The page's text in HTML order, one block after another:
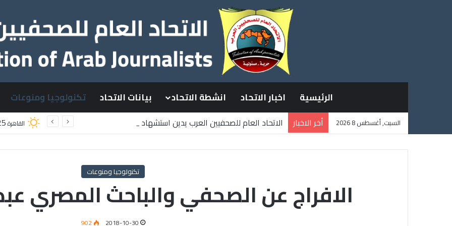
الرئيسية اخبار الاتحاد انشطة الاتحاد بيانات الاتحاد تكنولوجيا ومنوعات
السبت, أغسطس 8 2026 أخر الاخبار
الاتحاد العام للصحفيين العرب يدين استشهاد
القاهرة
تكنولوجيا ومنوعات
الافراج عن الصحفي والباحث المصري
2018-10-30
902